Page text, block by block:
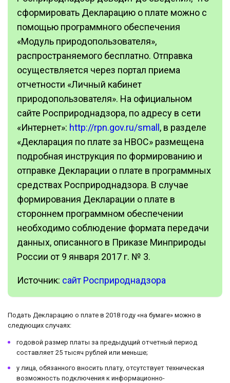
сформировать Декларацию о плате можно с
помощью программного обеспечения
«Модуль природопользователя»,
распространяемого бесплатно. Отправка
осуществляется через портал приема
отчетности «Личный кабинет
природопользователя». На официальном
сайте Росприроднадзора, по адресу в сети
«Интернет»: http://rpn.gov.ru/small , в разделе
«Декларация по плате за НВОС» размещена
подробная инструкция по формированию и
отправке Декларации о плате в программных
средствах Росприроднадзора. В случае
формирования Декларации о плате в
стороннем программном обеспечении
необходимо соблюдение формата передачи
данных, описанного в Приказе Минприроды
России от 9 января 2017 г. № 3.
Источник: сайт Росприроднадзора
Подать Декларацию о плате в 2018 году «на бумаге» можно в
следующих случаях:
годовой размер платы за предыдущий отчетный период
составляет 25 тысяч рублей или меньше;
у лица, обязанного вносить плату, отсутствует техническая
возможность подключения к информационно-